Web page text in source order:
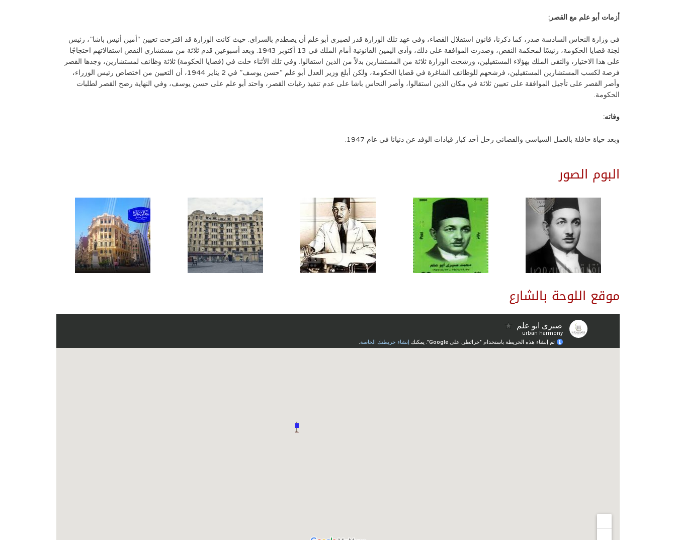
أزمات أبو علم مع القصر:
في وزارة النحاس السادسة صدر، كما ذكرنا، قانون استقلال القضاء، وفي عهد تلك الوزارة قدر لصبري أبو علم أن يصطدم بالسراي. حيث كانت الوزارة قد اقترحت تعيين “أمين أنيس باشا”، رئيس
لجنة قضايا الحكومة، رئيسًا لمحكمة النقض، وصدرت الموافقة على ذلك، وأدى اليمين القانونية أمام الملك في 13 أكتوبر 1943. وبعد أسبوعين قدم ثلاثة من مستشاري النقض استقالاتهم احتجاجًا
على هذا الاختيار، والتقى الملك بهؤلاء المستقيلين، ورشحت الوزارة ثلاثة من المستشارين بدلاً من الذين استقالوا. وفي تلك الأثناء خلت في (قضايا الحكومة) ثلاثة وظائف لمستشارين، وجدها القصر
فرصة لكسب المستشارين المستقيلين، فرشحهم للوظائف الشاغرة في قضايا الحكومة، ولكن أبلغ وزير العدل أبو علم “حسن يوسف” في 2 يناير 1944، أن التعيين من اختصاص رئيس الوزراء،
وأصر القصر على تأجيل الموافقة على تعيين ثلاثة في مكان الذين استقالوا، وأصر النحاس باشا على عدم تنفيذ رغبات القصر، واحتد أبو علم على حسن يوسف، وفي النهاية رضخ القصر لطلبات
الحكومة.
وفاته:
وبعد حياة حافلة بالعمل السياسي والقضائي رحل أحد كبار قيادات الوفد عن دنيانا في عام 1947.
البوم الصور
موقع اللوحة بالشارع